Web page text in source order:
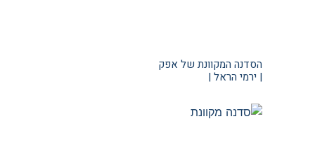
הסדנה המקוונת של אפק
| ירמי הראל |